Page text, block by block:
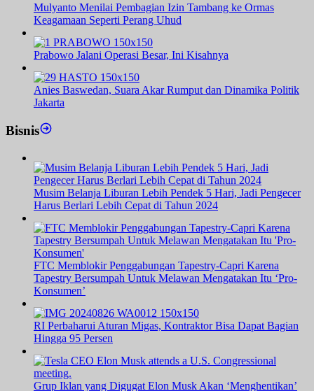
Mulyanto Menilai Pembagian Izin Tambang ke Ormas
Keagamaan Seperti Perang Uhud
Prabowo Jalani Operasi Besar, Ini Kisahnya
Anies Baswedan, Suara Akar Rumput dan Dinamika Politik
Jakarta
Bisnis
Musim Belanja Liburan Lebih Pendek 5 Hari, Jadi Pengecer
Harus Berlari Lebih Cepat di Tahun 2024
FTC Memblokir Penggabungan Tapestry-Capri Karena
Tapestry Bersumpah Untuk Melawan Mengatakan Itu ‘Pro-
Konsumen’
RI Perbaharui Aturan Migas, Kontraktor Bisa Dapat Bagian
Hingga 95 Persen
Grup Iklan yang Digugat Elon Musk Akan ‘Menghentikan’